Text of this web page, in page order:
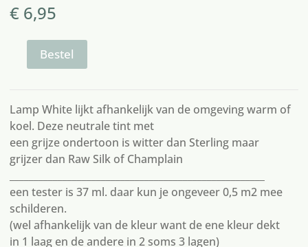
€6,95
white
Bestel
Lamp White lijkt afhankelijk van de omgeving warm of
koel. Deze neutrale tint met
een grijze ondertoon is witter dan Sterling maar
grijzer dan Raw Silk of Champlain
een tester is 37 ml. daar kun je ongeveer 0,5 m2 mee
schilderen.
(wel afhankelijk van de kleur want de ene kleur dekt
in 1 laag en de andere in 2 soms 3 lagen)